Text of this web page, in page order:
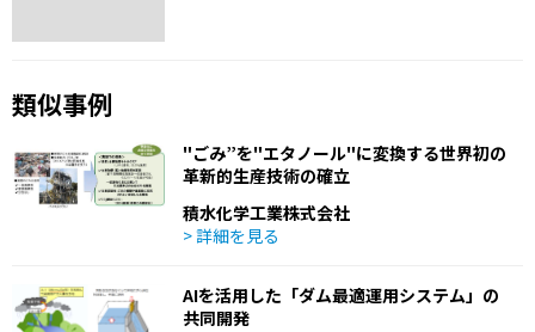
類似事例
"ごみ”を"エタノール"に変換する世界初の
革新的生産技術の確立
積水化学工業株式会社
> 詳細を見る
AIを活用した「ダム最適運用システム」の
共同開発